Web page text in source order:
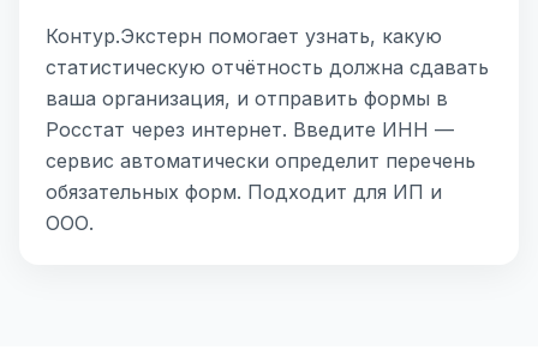
Контур.Экстерн помогает узнать, какую
статистическую отчётность должна сдавать
ваша организация, и отправить формы в
Росстат через интернет. Введите ИНН —
сервис автоматически определит перечень
обязательных форм. Подходит для ИП и
ООО.